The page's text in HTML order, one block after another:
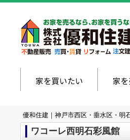
家を買いたい 家
優和住建｜神戸市西区・垂水区・明
ワコーレ西明石彩風館